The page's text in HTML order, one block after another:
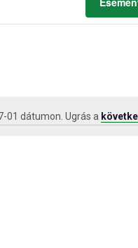
Notice
01 dátumon. Ugrás a